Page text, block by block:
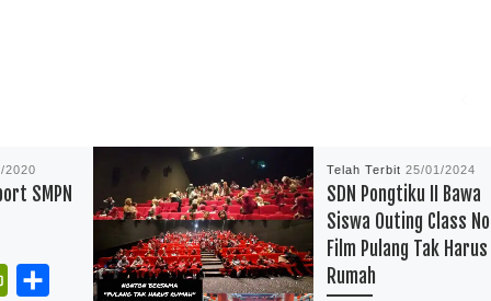
2020
SMPN
Telah Terbit25/01/2024
SDN Pongtiku II Bawa
Siswa Outing Class
Film Pulang Tak Harus
Rumah